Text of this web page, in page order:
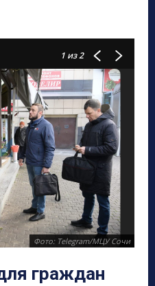
1 из 2
Фото: Telegram/МЦУ Сочи
граждан